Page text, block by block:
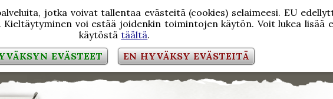
jotka voivat tallentaa evästeitä (cookies) selaimeesi. EU
voi estää joidenkin toimintojen käytön. Voit lukea lisää
käytöstätäältä.
EVÄSTEET
EN HYVÄKSY EVÄSTEITÄ